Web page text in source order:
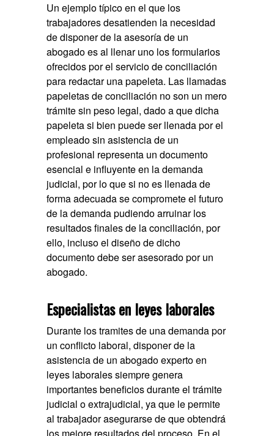
Un ejemplo típico en el que los
trabajadores desatienden la necesidad
de disponer de la asesoría de un
abogado es al llenar uno los formularios
ofrecidos por el servicio de conciliación
para redactar una papeleta. Las llamadas
papeletas de conciliación no son un mero
trámite sin peso legal, dado a que dicha
papeleta si bien puede ser llenada por el
empleado sin asistencia de un
profesional representa un documento
esencial e influyente en la demanda
judicial, por lo que si no es llenada de
forma adecuada se compromete el futuro
de la demanda pudiendo arruinar los
resultados finales de la conciliación, por
ello, incluso el diseño de dicho
documento debe ser asesorado por un
abogado.
Especialistas en leyes laborales
Durante los tramites de una demanda por
un conflicto laboral, disponer de la
asistencia de un abogado experto en
leyes laborales siempre genera
importantes beneficios durante el trámite
judicial o extrajudicial, ya que le permite
al trabajador asegurarse de que obtendrá